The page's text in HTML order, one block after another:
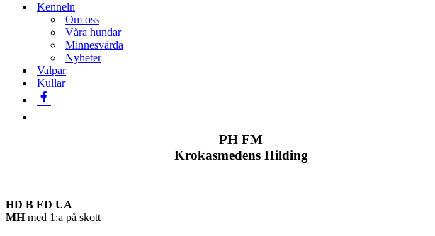
Kenneln
Om oss
Våra hundar
Minnesvärda
Nyheter
Valpar
Kullar
PH FM
Krokasmedens Hilding
HD B ED UA
MHmed 1:a på skott